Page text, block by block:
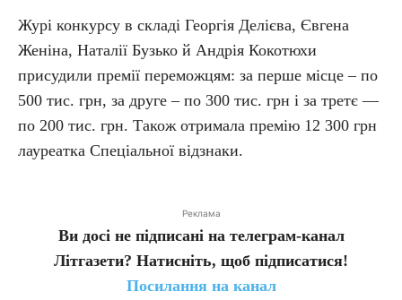
Журі конкурсу в складі Георгія Делієва, Євгена
Женіна, Наталії Бузько й Андрія Кокотюхи
присудили премії переможцям: за перше місце – по
500 тис. грн, за друге – по 300 тис. грн і за третє —
по 200 тис. грн. Також отримала премію 12 300 грн
лауреатка Спеціальної відзнаки.
Реклама
Ви досі не підписані на телеграм-канал
Літгазети? Натисніть, щоб підписатися!
Посилання на канал